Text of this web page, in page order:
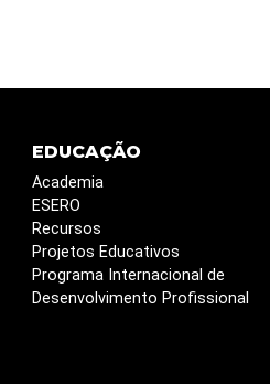
EDUCAÇÃO
Academia
ESERO
Recursos
Projetos Educativos
Programa Internacional de
Desenvolvimento Profissional